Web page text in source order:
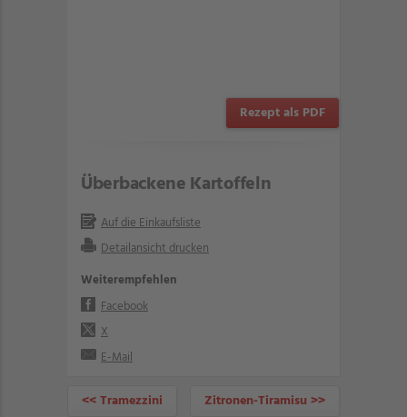
Rezept als PDF
Überbackene Kartoffeln
Auf die Einkaufsliste
Detailansicht drucken
Weiterempfehlen
Facebook
X
E-Mail
<< Tramezzini Zitronen-Tiramisu >>